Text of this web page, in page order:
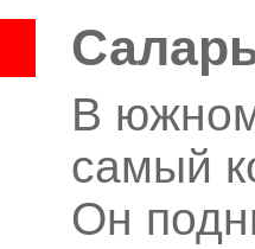
В
самый
Он